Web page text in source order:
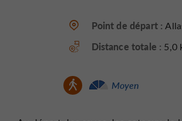
Point de départ :
Distance totale : 5,0
Moyen